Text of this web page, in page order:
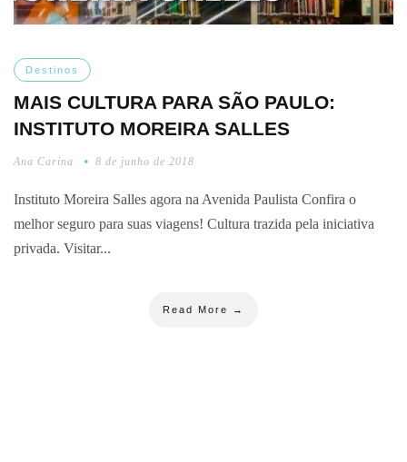
Destinos
MAIS CULTURA PARA SÃO PAULO:
INSTITUTO MOREIRA SALLES
Ana Carina 8 de junho de 2018
Instituto Moreira Salles agora na Avenida Paulista Confira o
melhor seguro para suas viagens! Cultura trazida pela iniciativa
privada. Visitar...
Read More →